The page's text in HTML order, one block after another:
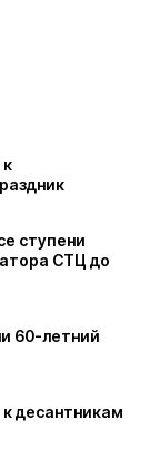
ступени
СТЦ до
60-летний
десантникам